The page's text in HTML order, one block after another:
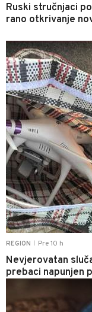
Ruski stručnjaci
rano otkrivanje
REGION Pre 10 h
Nevjerovatan
prebaci napunjen